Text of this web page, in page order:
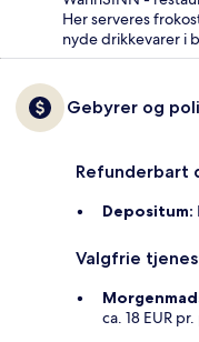
Her serveres
nyde drikkevarer i
Gebyrer og
Refunderbart
Depositum:
Valgfrie
ca. 18 EUR